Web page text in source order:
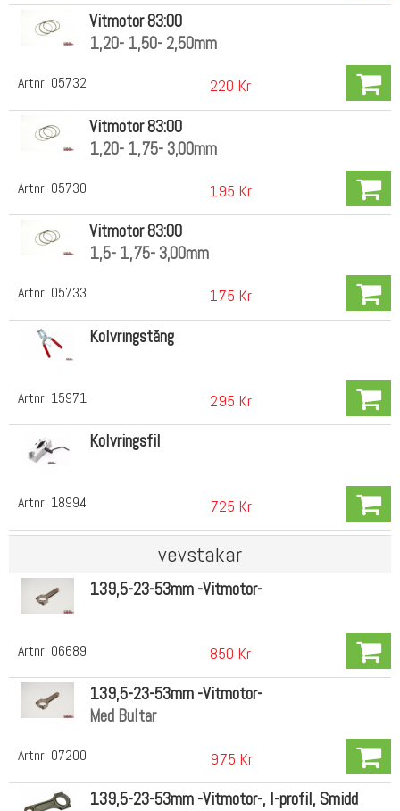
Artnr: 05732
Vitmotor 83:00
1,20- 1,50- 2,50mm
220 Kr
Artnr: 05730
Vitmotor 83:00
1,20- 1,75- 3,00mm
195 Kr
Artnr: 05733
Vitmotor 83:00
1,5- 1,75- 3,00mm
175 Kr
Artnr: 15971
Kolvringstång
295 Kr
Artnr: 18994
Kolvringsfil
725 Kr
vevstakar
Artnr: 06689
139,5-23-53mm -Vitmotor-
850 Kr
Artnr: 07200
139,5-23-53mm -Vitmotor-
Med Bultar
975 Kr
139,5-23-53mm -Vitmotor-, I-profil, Smidd